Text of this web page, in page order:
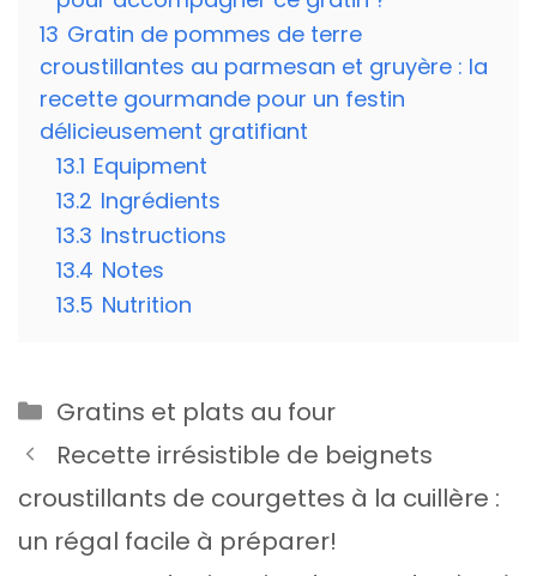
13 Gratin de pommes de terre
croustillantes au parmesan et gruyère : la
recette gourmande pour un festin
délicieusement gratifiant
13.1 Equipment
13.2 Ingrédients
13.3 Instructions
13.4 Notes
13.5 Nutrition
Catégories
Gratins et plats au four
Recette irrésistible de beignets
croustillants de courgettes à la cuillère :
un régal facile à préparer!